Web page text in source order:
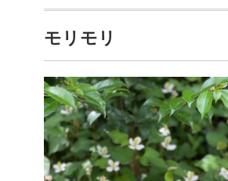
モリモリ